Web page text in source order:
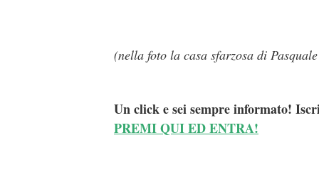
(nella foto la casa sfarzosa di
Un click e sei sempre informato!
PREMI QUI ED ENTRA!